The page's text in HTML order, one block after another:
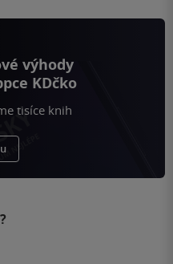
výhody
KDčko
tisíce knih